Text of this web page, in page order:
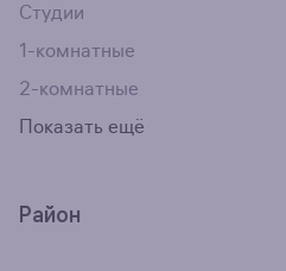
Студии
1-комнатные
2-комнатные
Показать ещё
Район